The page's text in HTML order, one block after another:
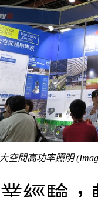
空間高功率照明